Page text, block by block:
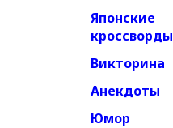
Японские
кроссворды
Викторина
Анекдоты
Юмор